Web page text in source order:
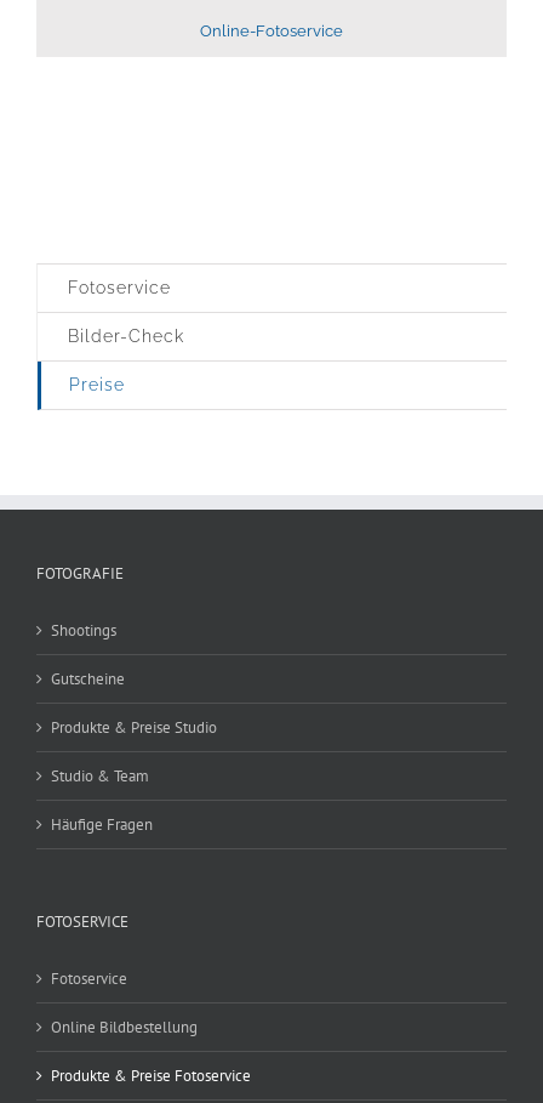
Online-Fotoservice
Fotoservice
Bilder-Check
Preise
FOTOGRAFIE
Shootings
Gutscheine
Produkte & Preise Studio
Studio & Team
Häufige Fragen
FOTOSERVICE
Fotoservice
Online Bildbestellung
Produkte & Preise Fotoservice